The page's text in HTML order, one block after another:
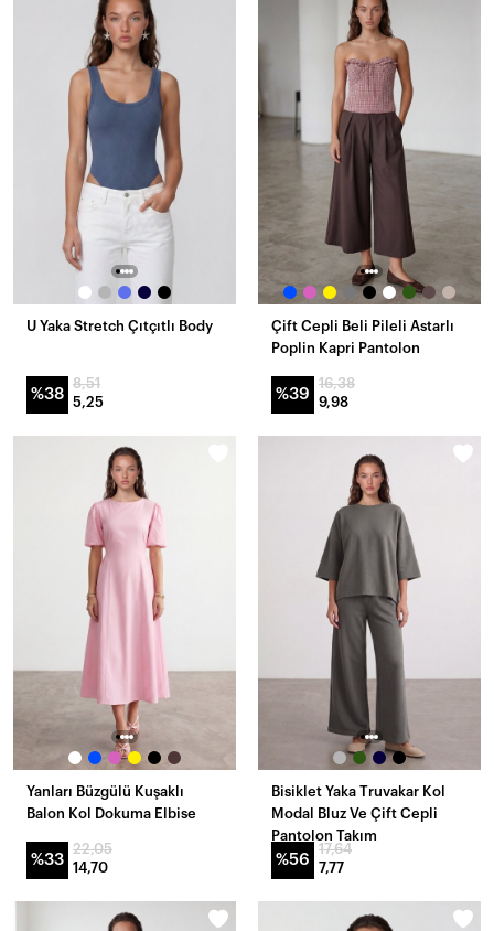
U Yaka Stretch Çıtçıtlı Body
%38
8,51
5,25
Çift Cepli Beli Pileli Astarlı
Poplin Kapri Pantolon
%39
16,38
9,98
Yanları Büzgülü Kuşaklı
Balon Kol Dokuma Elbise
%33
22,05
14,70
Bisiklet Yaka Truvakar Kol
Modal Bluz Ve Çift Cepli
Pantolon Takım
%56
17,64
7,77